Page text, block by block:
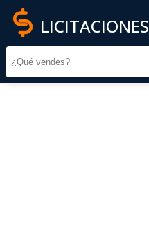
LICITACIONES